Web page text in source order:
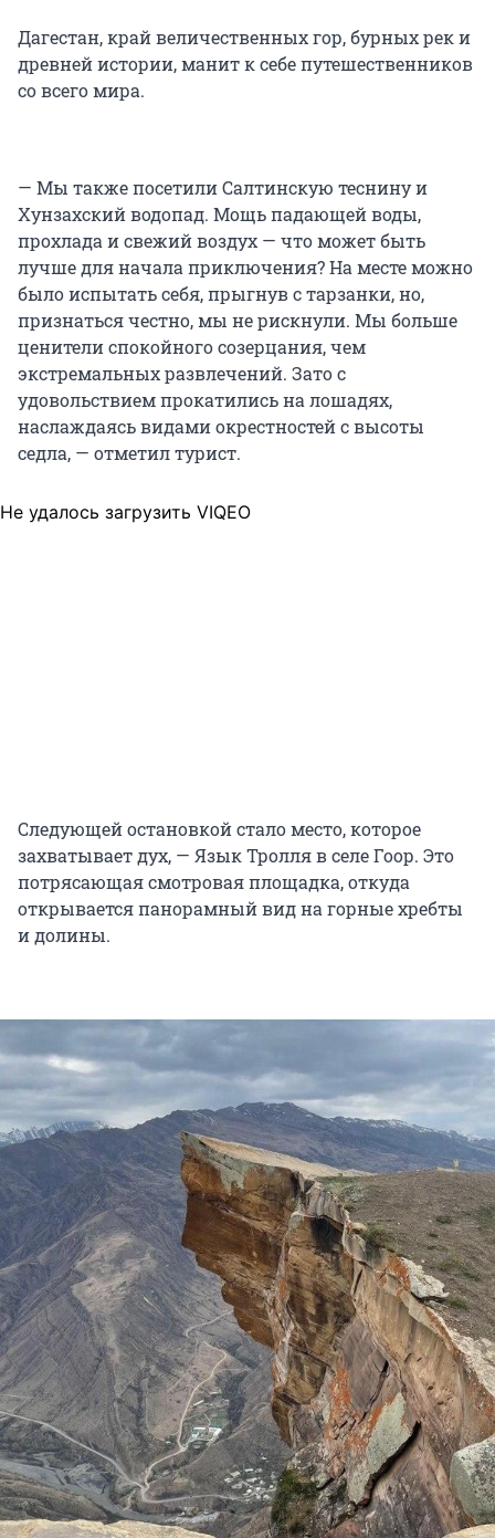
Дагестан, край величественных гор, бурных рек и
древней истории, манит к себе путешественников
со всего мира.
— Мы также посетили Салтинскую теснину и
Хунзахский водопад. Мощь падающей воды,
прохлада и свежий воздух — что может быть
лучше для начала приключения? На месте можно
было испытать себя, прыгнув с тарзанки, но,
признаться честно, мы не рискнули. Мы больше
ценители спокойного созерцания, чем
экстремальных развлечений. Зато с
удовольствием прокатились на лошадях,
наслаждаясь видами окрестностей с высоты
седла, — отметил турист.
Не удалось загрузить VIQEO
Следующей остановкой стало место, которое
захватывает дух, — Язык Тролля в селе Гоор. Это
потрясающая смотровая площадка, откуда
открывается панорамный вид на горные хребты
и долины.